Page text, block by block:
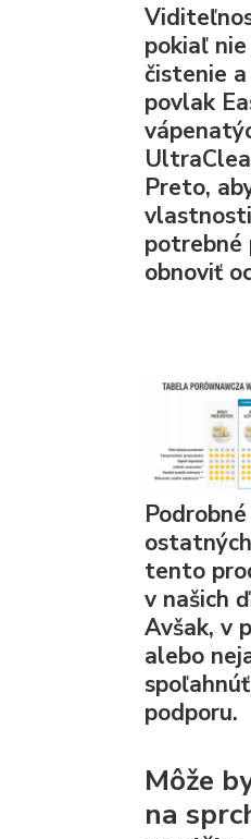
pokiaľ
čistenie
povlak
Preto,
potrebné
obnoviť
tento
v našich
Avšak, v
alebo
podporu.
Môže
na